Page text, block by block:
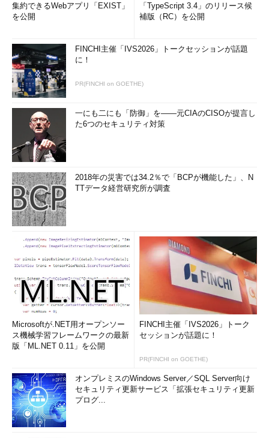
集約できるWebアプリ「EXIST」
を公開
「TypeScript 3.4」のリリース候
補版（RC）を公開
FINCHI主催「IVS2026」トークセッションが話題
に！
PR(FINCHI on GOETHE)
一にも二にも「防御」を――元CIAのCISOが提言し
た6つのセキュリティ対策
2018年の災害では34.2％で「BCPが機能した」、N
TTデータ経営研究所が調査
Microsoftが.NET用オープンソー
ス機械学習フレームワークの最新
版「ML.NET 0.11」を公開
FINCHI主催「IVS2026」トーク
セッションが話題に！
PR(FINCHI on GOETHE)
オンプレミスのWindows Server／SQL Server向け
セキュリティ更新サービス「拡張セキュリティ更新
プログ...